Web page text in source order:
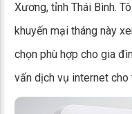
Xương, tỉnh Thái Bình.
khuyến mại tháng này
chọn phù hợp cho gia
vấn dịch vụ internet cho